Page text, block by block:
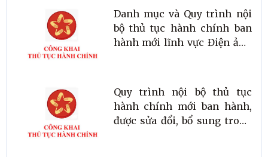
quyết của Sở Văn hóa, Thể
thao và Du lịch tỉnh Hà Tĩnh
Danh mục và Quy trình nội
bộ thủ tục hành chính ban
hành mới lĩnh vực Điện ảnh
Du lịch tỉnh Hà Tĩnh
Quy trình nội bộ thủ tục
hành chính mới ban hành,
được sửa đổi, bổ sung trong